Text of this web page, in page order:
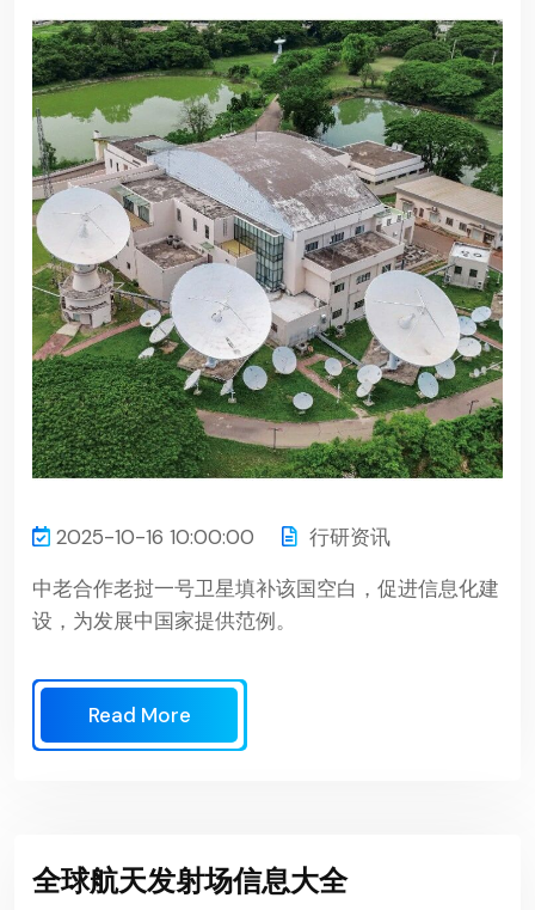
2025-10-16 10:00:00
行研资讯
中老合作老挝一号卫星填补该国空白，促进信息化建
设，为发展中国家提供范例。
Read More
全球航天发射场信息大全